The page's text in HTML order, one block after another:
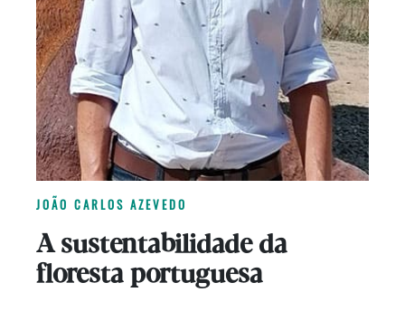
JOÃO CARLOS AZEVEDO
A sustentabilidade da
floresta portuguesa